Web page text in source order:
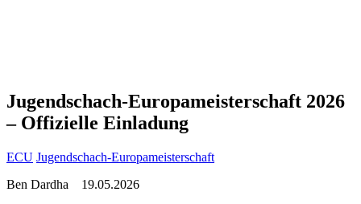
Jugendschach-Europameisterschaft 2026
– Offizielle Einladung
ECU Jugendschach-Europameisterschaft
Ben Dardha 19.05.2026